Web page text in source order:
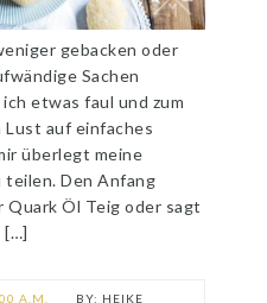
gebacken oder
Sachen
etwas faul und zum
auf einfaches
überlegt meine
teilen. Den Anfang
Öl Teig oder sagt
[…]
A.M. HEIKE